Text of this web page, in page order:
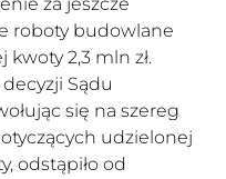
roboty budowlane
2,3 mln zł.
Sądu
się na szereg
udzielonej
odstąpiło od